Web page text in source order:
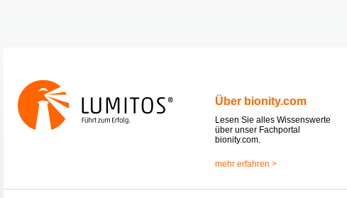
Über bionity.com
Lesen Sie alles Wissenswerte
über unser Fachportal
bionity.com.
mehr erfahren >